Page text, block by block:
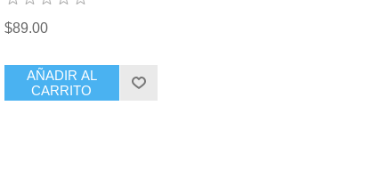
$89.00
AÑADIR AL
CARRITO